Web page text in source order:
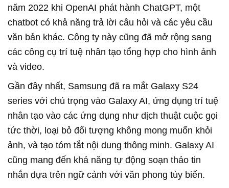
năm 2022 khi OpenAI phát hành ChatGPT, một
chatbot có khả năng trả lời câu hỏi và các yêu cầu
văn bản khác. Công ty này cũng đã mở rộng sang
các công cụ trí tuệ nhân tạo tổng hợp cho hình ảnh
và video.
Gần đây nhất, Samsung đã ra mắt Galaxy S24
series với chú trọng vào Galaxy AI, ứng dụng trí tuệ
nhân tạo vào các ứng dụng như dịch thuật cuộc gọi
tức thời, loại bỏ đối tượng không mong muốn khỏi
ảnh, và tạo tóm tắt nội dung thông minh. Galaxy AI
cũng mang đến khả năng tự động soạn thảo tin
nhắn dựa trên ngữ cảnh với văn phong tùy biến.